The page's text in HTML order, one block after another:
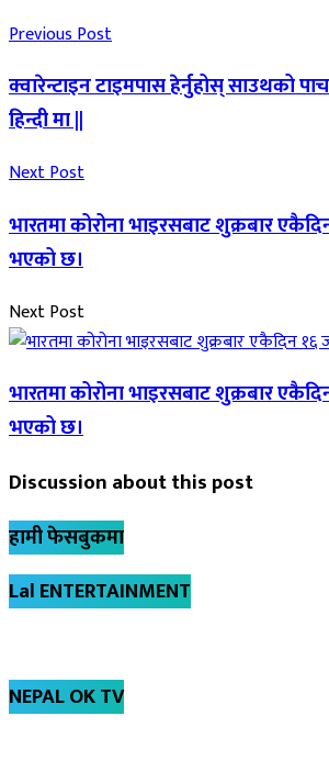
Previous Post
क्वारेन्टाइन टाइमपास हेर्नुहोस् साउथको पाच
हिन्दी मा ||
Next Post
भारतमा कोरोना भाइरसबाट शुक्रबार
भएको छ।
Next Post
भारतमा कोरोना भाइरसबाट शुक्रबार
भएको छ।
Discussion about this post
हामी फेसबुकमा
Lal ENTERTAINMENT
NEPAL OK TV